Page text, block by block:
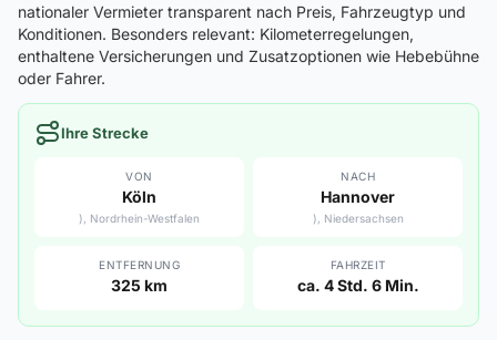
nationaler Vermieter transparent nach Preis, Fahrzeugtyp und
Konditionen. Besonders relevant: Kilometerregelungen,
enthaltene Versicherungen und Zusatzoptionen wie Hebebühne
oder Fahrer.
Ihre Strecke
VON
Köln
), Nordrhein-Westfalen
NACH
Hannover
), Niedersachsen
ENTFERNUNG
325 km
FAHRZEIT
ca. 4 Std. 6 Min.